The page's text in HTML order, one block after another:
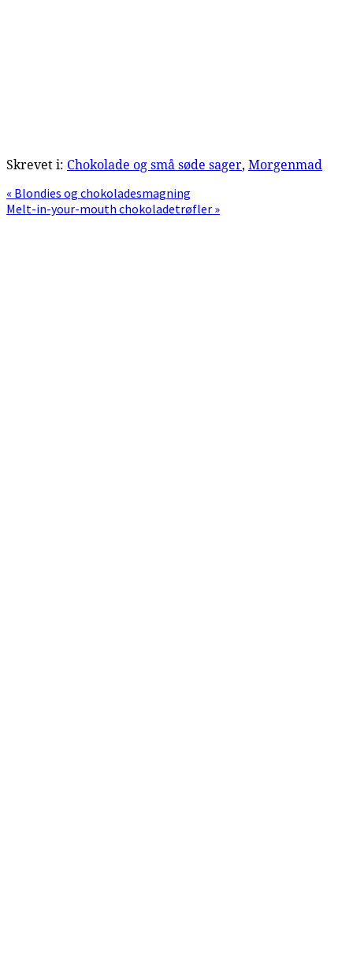
Skrevet i: Chokolade og små søde sager, Morgenmad
Previous
Post:
« Blondies og chokoladesmagning
Next
Melt-in-your-mouth chokoladetrøfler »